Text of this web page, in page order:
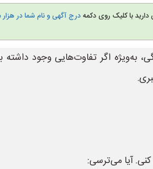
با کلیک روی دکمهدرج آگهی و نام شما در هزار
اگر تفاوت‌هایی وجود داشته
آیا می‌ترسی: